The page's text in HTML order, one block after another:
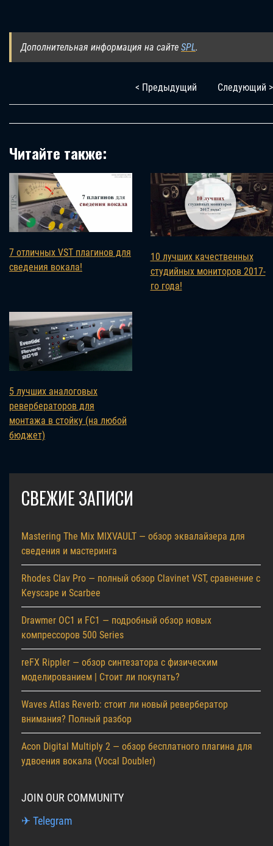
Дополнительная информация на сайте SPL.
< Предыдущий Следующий >
Читайте также:
7 отличных VST плагинов для
сведения вокала!
10 лучших качественных
студийных мониторов 2017-
го года!
5 лучших аналоговых
ревербераторов для
монтажа в стойку (на любой
бюджет)
СВЕЖИЕ ЗАПИСИ
Mastering The Mix MIXVAULT — обзор эквалайзера для
сведения и мастеринга
Rhodes Clav Pro — полный обзор Clavinet VST, сравнение с
Keyscape и Scarbee
Drawmer OC1 и FC1 — подробный обзор новых
компрессоров 500 Series
reFX Rippler — обзор синтезатора с физическим
моделированием | Стоит ли покупать?
Waves Atlas Reverb: стоит ли новый ревербератор
внимания? Полный разбор
Acon Digital Multiply 2 — обзор бесплатного плагина для
удвоения вокала (Vocal Doubler)
JOIN OUR COMMUNITY
✈ Telegram